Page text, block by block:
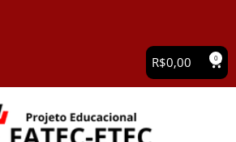
R$0,00 0